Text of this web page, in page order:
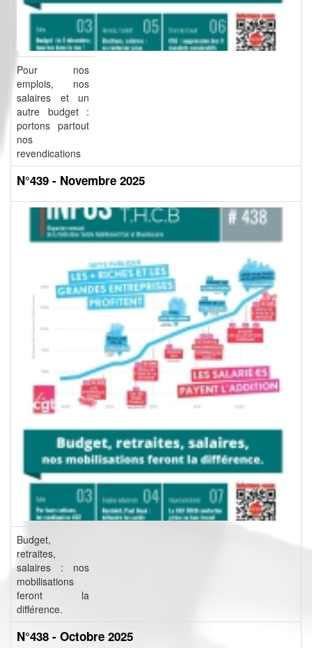
Pour nos
emplois, nos
salaires et un
autre budget :
portons partout
nos
revendications
N°439 - Novembre 2025
Budget,
retraites,
salaires : nos
mobilisations
feront la
différence.
N°438 - Octobre 2025